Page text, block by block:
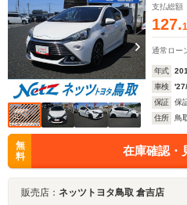
支払総額
127.1
通常ロー
年式
車検
保証
保
住所
鳥
無
料
在庫確認・
販売店： ネッツトヨタ鳥取 倉吉店